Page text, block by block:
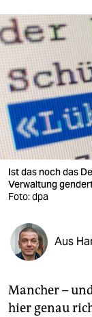
sport
berlin
nord
wahrheit
verlag
verlag
veranstaltungen
shop
fragen & hilfe
abo
Ist das noch das
Verwaltung
Foto: dpa
Aus
Mancher –
hier genau